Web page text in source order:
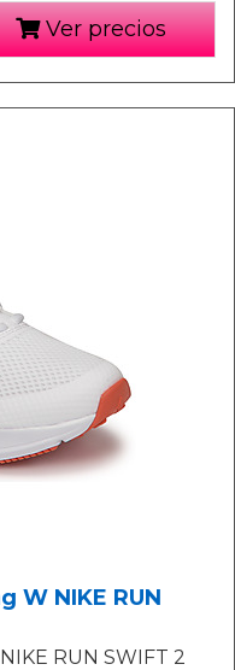
Ver precios
W NIKE RUN
RUN SWIFT 2